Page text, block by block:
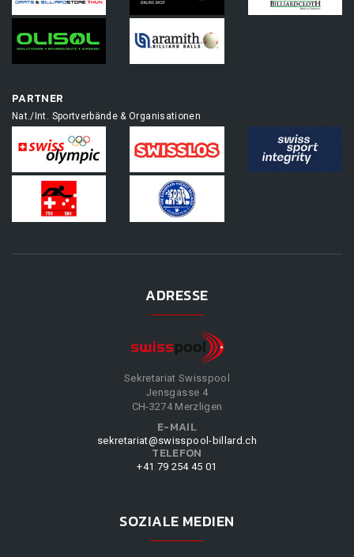
PARTNER
Nat./Int. Sportverbände & Organisationen
ADRESSE
Sekretariat Swisspool
Jensgasse 4
CH-3274 Merzligen
E-MAIL
sekretariat@swisspool-billard.ch
TELEFON
+41 79 254 45 01
SOZIALE MEDIEN